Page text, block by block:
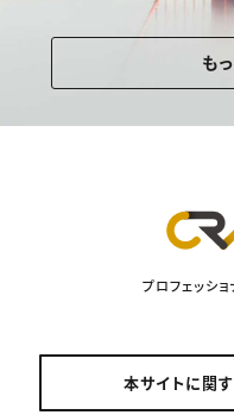
も
プロフェッシ
本サイトに関